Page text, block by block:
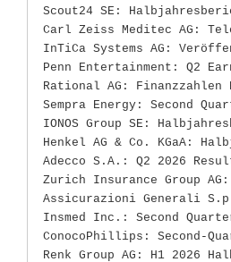
Scout24 SE:
Carl Zeiss Meditec AG:
InTiCa Systems AG:
Penn Entertainment: Q2
Rational AG: Finanzzahlen
Sempra Energy: Second
IONOS Group SE:
Henkel AG & Co. KGaA:
Adecco S.A.: Q2 2026
Zurich Insurance Group
Assicurazioni Generali
Insmed Inc.: Second
ConocoPhillips: Second-
Renk Group AG: H1 2026